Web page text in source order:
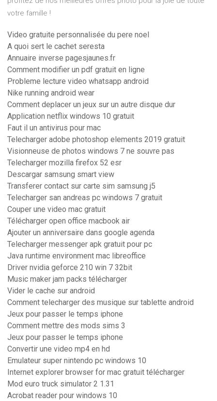
votre famille !
Video gratuite personnalisée du pere noel
A quoi sert le cachet seresta
Annuaire inverse pagesjaunes.fr
Comment modifier un pdf gratuit en ligne
Probleme lecture video whatsapp android
Nike running android wear
Comment deplacer un jeux sur un autre disque dur
Application netflix windows 10 gratuit
Faut il un antivirus pour mac
Telecharger adobe photoshop elements 2019 gratuit
Visionneuse de photos windows 7 ne souvre pas
Telecharger mozilla firefox 52 esr
Descargar samsung smart view
Transferer contact sur carte sim samsung j5
Telecharger san andreas pc windows 7 gratuit
Couper une video mac gratuit
Télécharger open office macbook air
Ajouter un anniversaire dans google agenda
Telecharger messenger apk gratuit pour pc
Java runtime environment mac libreoffice
Driver nvidia geforce 210 win 7 32bit
Music maker jam packs télécharger
Vider le cache sur android
Comment telecharger des musique sur tablette android
Jeux pour passer le temps iphone
Comment mettre des mods sims 3
Jeux pour passer le temps iphone
Convertir une video mp4 en hd
Emulateur super nintendo pc windows 10
Internet explorer browser for mac gratuit télécharger
Mod euro truck simulator 2 1.31
Acrobat reader pour windows 10